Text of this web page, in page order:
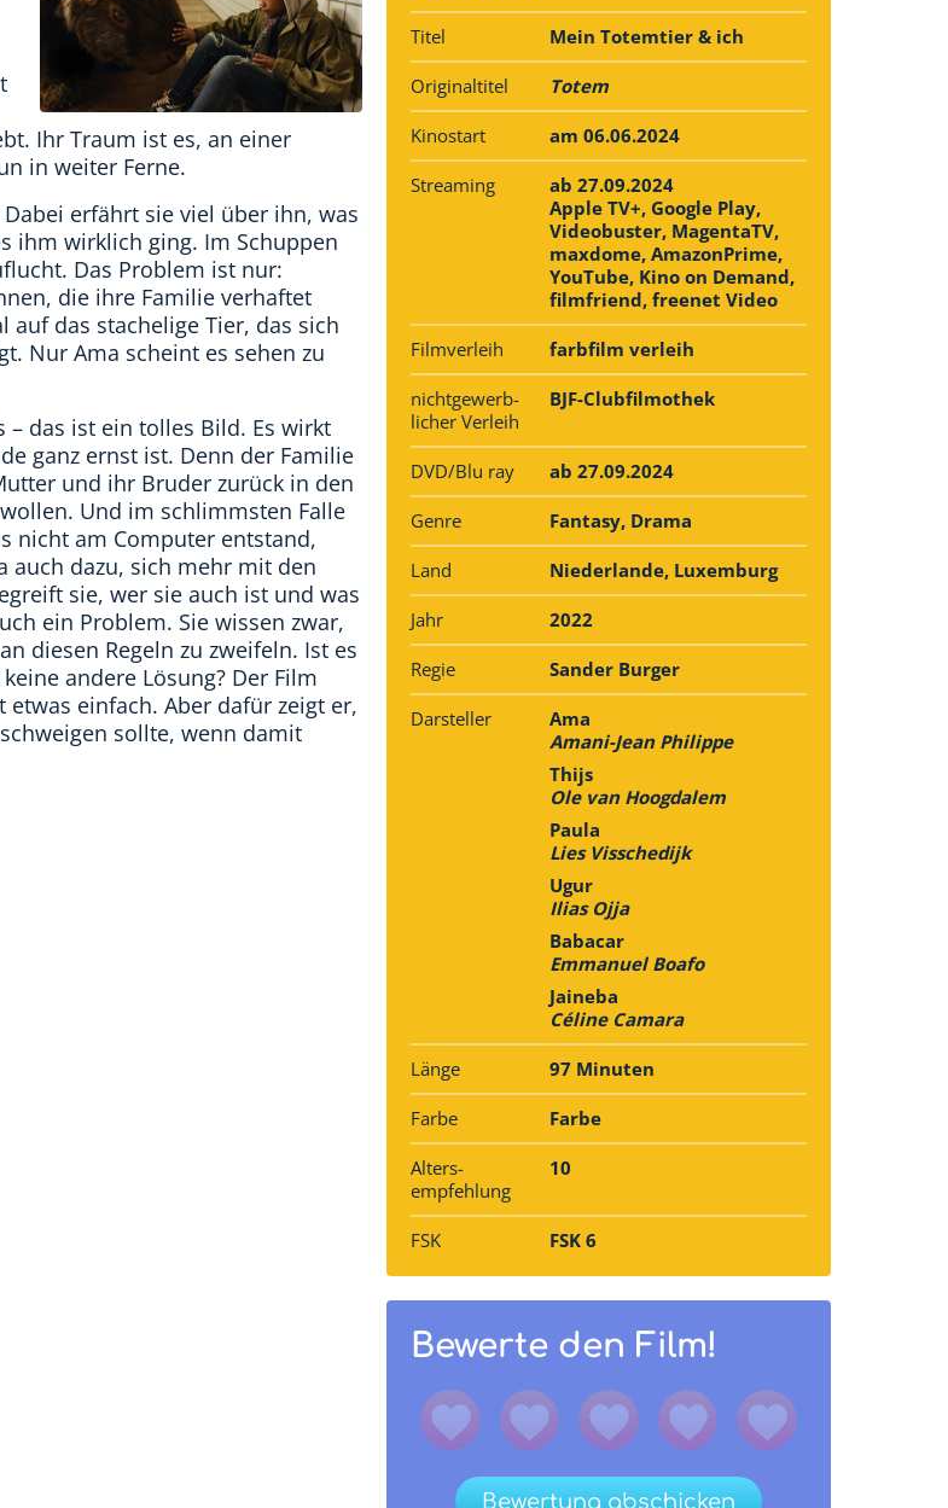
Ihr Traum ist es, an einer
in weiter Ferne.
erfährt sie viel über ihn, was
ihm wirklich ging. Im Schuppen
Das Problem ist nur:
die ihre Familie verhaftet
das stachelige Tier, das sich
Nur Ama scheint es sehen zu
– das ist ein tolles Bild. Es wirkt
ganz ernst ist. Denn der Familie
und ihr Bruder zurück in den
Und im schlimmsten Falle
nicht am Computer entstand,
auch dazu, sich mehr mit den
sie, wer sie auch ist und was
ein Problem. Sie wissen zwar,
diesen Regeln zu zweifeln. Ist es
andere Lösung? Der Film
einfach. Aber dafür zeigt er,
sollte, wenn damit
Titel Mein Totemtier & ich
Originaltitel Totem
Kinostart am 06.06.2024
Streaming
ab 27.09.2024
Apple TV+, Google Play,
Videobuster, MagentaTV,
maxdome, AmazonPrime,
YouTube, Kino on Demand,
filmfriend, freenet Video
Filmverleih farbfilm verleih
nichtgewerb­
licher Verleih
BJF-Clubfilmothek
DVD/Blu ray ab 27.09.2024
Genre Fantasy, Drama
Land Niederlande, Luxemburg
Jahr 2022
Regie Sander Burger
Darsteller
Ama
Amani-Jean Philippe
Thijs
Ole van Hoogdalem
Paula
Lies Visschedijk
Ugur
Ilias Ojja
Babacar
Emmanuel Boafo
Jaineba
Céline Camara
Länge 97 Minuten
Farbe Farbe
Alters­
empfehlung
10
FSK FSK 6
Bewerte den Film!
Bewertung abschicken